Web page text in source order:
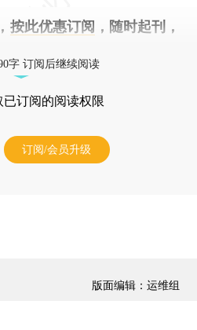
按此优惠订阅 ，随时起刊，
字 订阅后继续阅读
已订阅的阅读权限
订阅/会员升级
版面编辑：运维组